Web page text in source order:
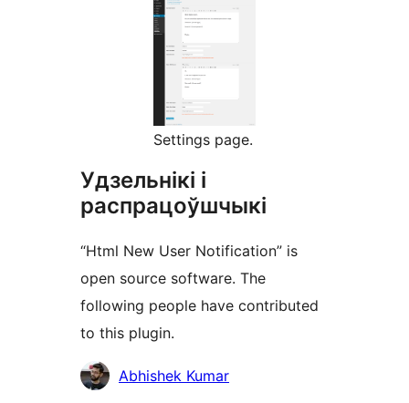
Settings page.
Удзельнікі і
распрацоўшчыкі
“Html New User Notification” is
open source software. The
following people have contributed
to this plugin.
УдзельнікіAbhishek Kumar